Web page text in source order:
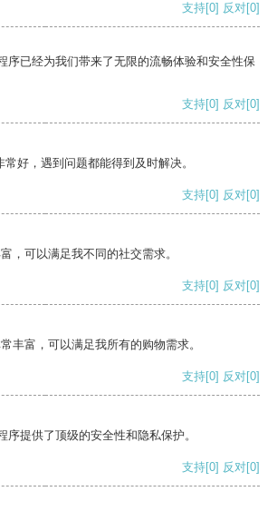
支持[0] 反对[0]
序已经为我们带来了无限的流畅体验和安全性保
支持[0] 反对[0]
好，遇到问题都能得到及时解决。
支持[0] 反对[0]
，可以满足我不同的社交需求。
支持[0] 反对[0]
丰富，可以满足我所有的购物需求。
支持[0] 反对[0]
序提供了顶级的安全性和隐私保护。
支持[0] 反对[0]